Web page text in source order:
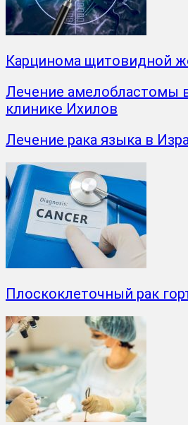
Карцинома щитовидной
Лечение амелобластомы
клинике Ихилов
Лечение рака языка в
Плоскоклеточный рак